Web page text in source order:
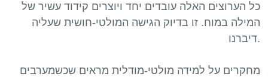
כל הערוצים האלה עובדים יחד ויוצרים קידוד עשיר של
המילה במוח. זו בדיוק הגישה המולטי-חושית שעליה
דיברנו.
מחקרים על למידה מולטי-מודלית מראים שכשמערבים